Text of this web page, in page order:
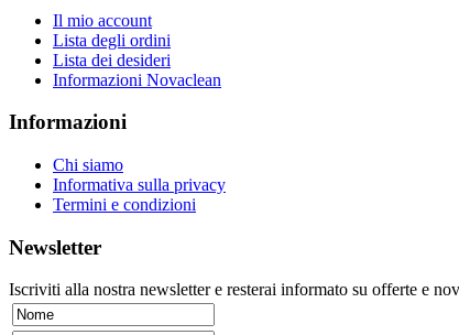
Il mio account
Lista degli ordini
Lista dei desideri
Informazioni Novaclean
Informazioni
Chi siamo
Informativa sulla privacy
Termini e condizioni
Newsletter
Iscriviti alla nostra newsletter e resterai informato su offerte e